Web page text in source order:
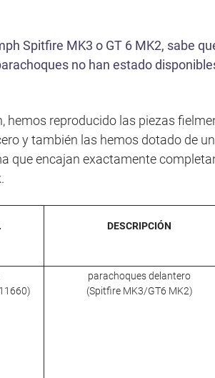
Spitfire MK3 o GT 6 MK2, sabe
no han estado
reproducido las piezas
y también las hemos dotado de
que encajan exactamente
DESCRIPCIÓN
parachoques delantero
(Spitfire MK3/GT6 MK2)